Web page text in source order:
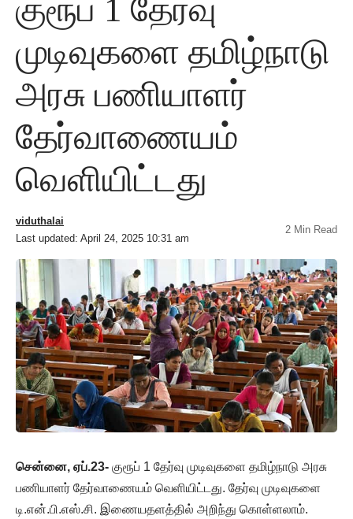
குரூப் 1 தேர்வு
முடிவுகளை தமிழ்நாடு
அரசு பணியாளர்
தேர்வாணையம்
வெளியிட்டது
Last updated: April 24, 2025 10:31 am
viduthalai
2 Min Read
சென்னை, ஏப்.23- குரூப் 1 தேர்வு முடிவுகளை தமிழ்நாடு அரசு
பணியாளர் தேர்வாணையம் வெளியிட்டது. தேர்வு முடிவுகளை
டி.என்.பி.எஸ்.சி. இணையதளத்தில் அறிந்து கொள்ளலாம்.